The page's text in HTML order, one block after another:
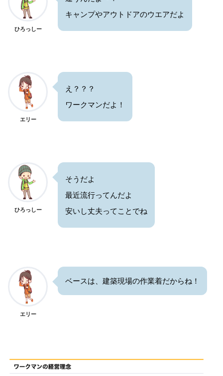
ひろっしー
キャンプやアウトドアのウエアだよ
エリー
え？？？
ワークマンだよ！
ひろっしー
そうだよ
最近流行ってんだよ
安いし丈夫ってことでね
エリー
ベースは、建築現場の作業着だからね！